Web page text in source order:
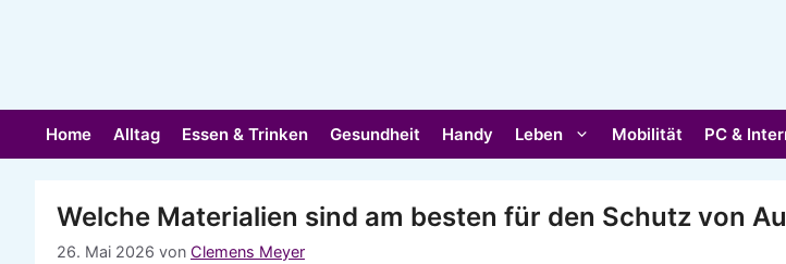
Home Alltag Essen & Trinken Gesundheit Handy Leben Mobilität PC &
Welche Materialien sind am besten für den Schutz von
26. Mai 2026 von Clemens Meyer